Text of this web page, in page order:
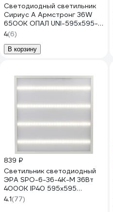
Светодиодный светильник
Сириус А Армстронг 36W
6500K ОПАЛ UNI-595x595-
36W-OP-65K
4(6)
В корзину
839 ₽
Светильник светодиодный
ЭРА SPO-6-36-4K-M 36Вт
4000К IP40 595x595
матовый Б0039319
4.1(77)